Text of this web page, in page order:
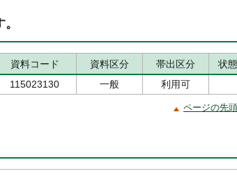
資料コード 資料区分 帯出区分
状態
115023130 一般 利用可
ページの先